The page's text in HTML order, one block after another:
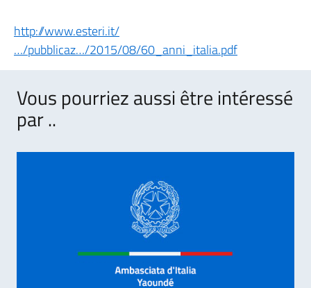
http://www.esteri.it/
…/pubblicaz…/2015/08/60_anni_italia.pdf
Vous pourriez aussi être intéressé
par ..